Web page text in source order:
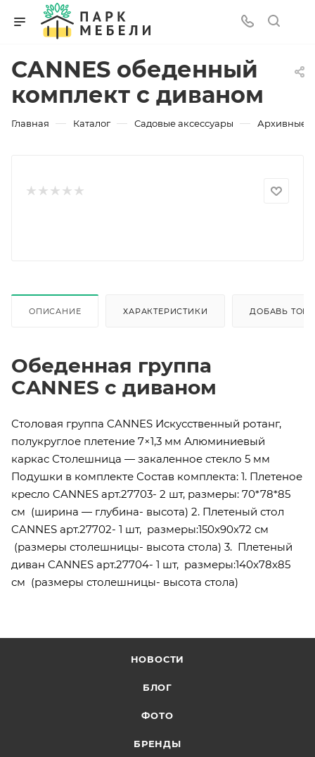
CANNES обеденный
комплект с диваном
Главная — Каталог — Садовые аксессуары — Архивные
ОПИСАНИЕ ХАРАКТЕРИСТИКИ ДОБАВЬ
Обеденная группа
CANNES с диваном
Столовая группа CANNES Искусственный ротанг,
полукруглое плетение 7×1,3 мм Алюминиевый
каркас Столешница — закаленное стекло 5 мм
Подушки в комплекте Состав комплекта: 1. Плетеное
кресло CANNES арт.27703- 2 шт, размеры: 70*78*85
см (ширина — глубина- высота) 2. Плетеный стол
CANNES арт.27702- 1 шт, размеры:150x90x72 см
(размеры столешницы- высота стола) 3. Плетеный
диван CANNES арт.27704- 1 шт, размеры:140x78x85
см (размеры столешницы- высота стола)
НОВОСТИ
БЛОГ
ФОТО
БРЕНДЫ